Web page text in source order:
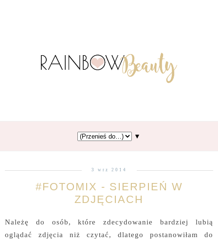
▼
3 wrz 2014
#FOTOMIX - SIERPIEŃ W
ZDJĘCIACH
Należę do osób, które zdecydowanie bardziej lubią
oglądać zdjęcia niż czytać, dlatego postanowiłam do